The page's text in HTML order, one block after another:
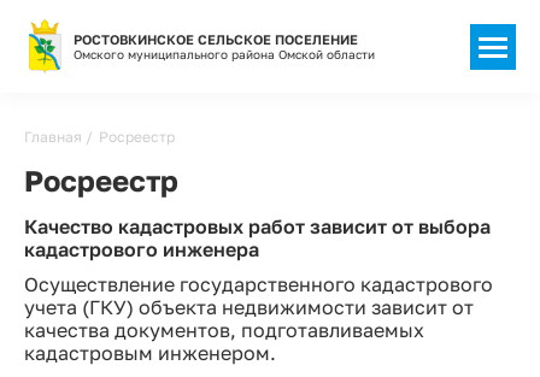
РОСТОВКИНСКОЕ СЕЛЬСКОЕ ПОСЕЛЕНИЕ
Омского муниципального района Омской области
Главная Росреестр
Росреестр
Качество кадастровых работ зависит от выбора
кадастрового инженера
Осуществление государственного кадастрового
учета (ГКУ) объекта недвижимости зависит от
качества документов, подготавливаемых
кадастровым инженером.